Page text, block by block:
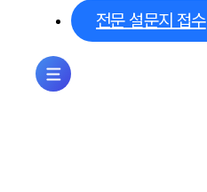
전문 설문지 접수